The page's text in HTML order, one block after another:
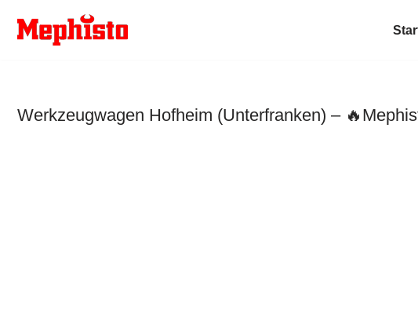
Zum
Werkzeugwagen Hofheim (Unterfranken) –